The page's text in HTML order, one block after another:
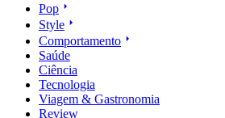
Pop
Style
Comportamento
Saúde
Ciência
Tecnologia
Viagem & Gastronomia
Review